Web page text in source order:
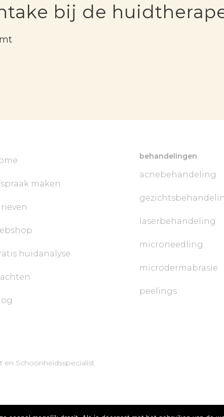
bij de
maken
huidanalyse
behandelingen
acnebehandeling
laserbehandeling
microneedling
microdermabrasie
peelings
en Schoonheidsspecialist